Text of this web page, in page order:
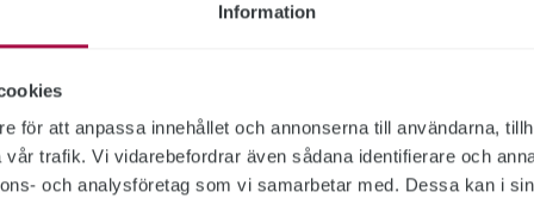
Information
för att anpassa innehållet och annonserna till användarna,
trafik. Vi vidarebefordrar även sådana identifierare och
och analysföretag som vi samarbetar med. Dessa kan i
komma att läggas ned
att föreslå en nedläggning av
Dagens Industri, och lokala fackliga
finns inget färdigt förslag, så vi har is i
Karin Hallström Norberg.